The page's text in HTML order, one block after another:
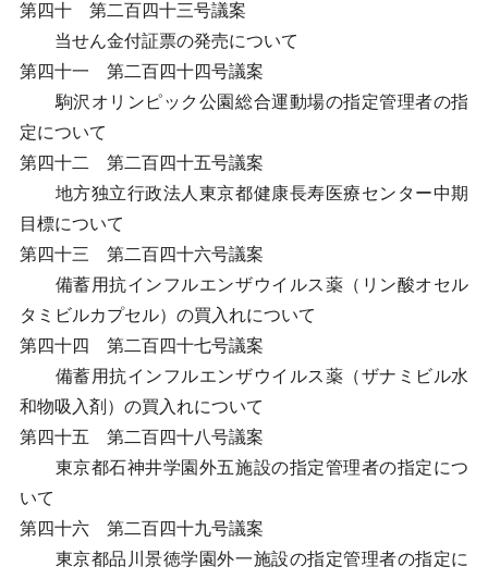
第四十 第二百四十三号議案
当せん金付証票の発売について
第四十一 第二百四十四号議案
駒沢オリンピック公園総合運動場の指定管理者の指
定について
第四十二 第二百四十五号議案
地方独立行政法人東京都健康長寿医療センター中期
目標について
第四十三 第二百四十六号議案
備蓄用抗インフルエンザウイルス薬（リン酸オセル
タミビルカプセル）の買入れについて
第四十四 第二百四十七号議案
備蓄用抗インフルエンザウイルス薬（ザナミビル水
和物吸入剤）の買入れについて
第四十五 第二百四十八号議案
東京都石神井学園外五施設の指定管理者の指定につ
いて
第四十六 第二百四十九号議案
東京都品川景徳学園外一施設の指定管理者の指定に